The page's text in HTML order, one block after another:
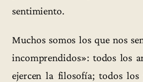
sentimiento.
Muchos somos los que nos
incomprendidos»: todos los
ejercen la filosofía; todos los